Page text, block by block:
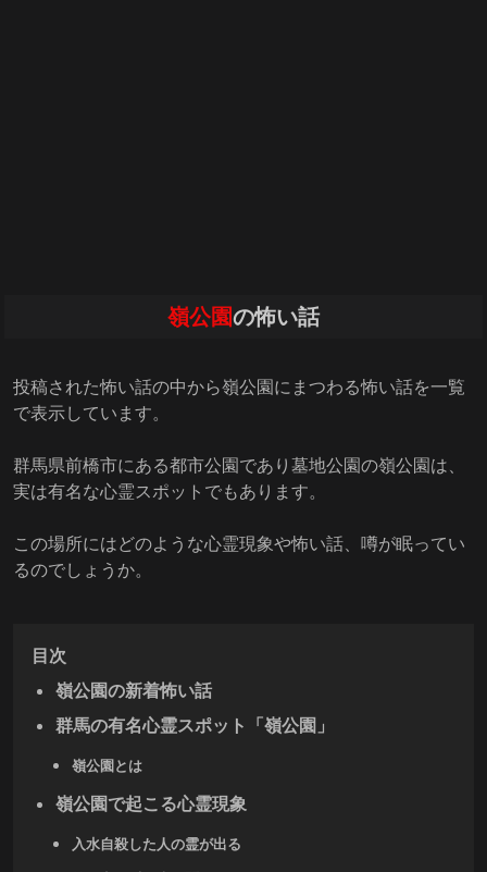
嶺公園の怖い話
投稿された怖い話の中から嶺公園にまつわる怖い話を一覧
で表示しています。
群馬県前橋市にある都市公園であり墓地公園の嶺公園は、
実は有名な心霊スポットでもあります。
この場所にはどのような心霊現象や怖い話、噂が眠ってい
るのでしょうか。
目次
嶺公園の新着怖い話
群馬の有名心霊スポット「嶺公園」
嶺公園とは
嶺公園で起こる心霊現象
入水自殺した人の霊が出る